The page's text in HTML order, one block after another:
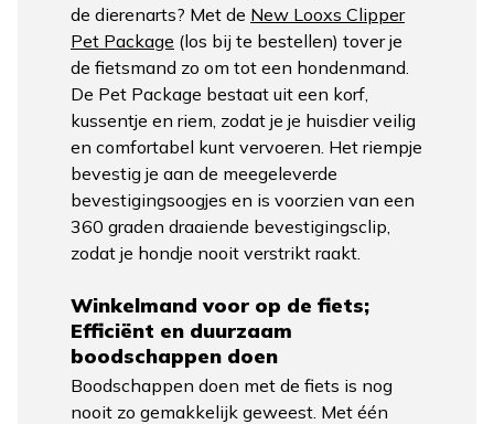
de dierenarts? Met de New Looxs Clipper
Pet Package (los bij te bestellen) tover je
de fietsmand zo om tot een hondenmand.
De Pet Package bestaat uit een korf,
kussentje en riem, zodat je je huisdier veilig
en comfortabel kunt vervoeren. Het riempje
bevestig je aan de meegeleverde
bevestigingsoogjes en is voorzien van een
360 graden draaiende bevestigingsclip,
zodat je hondje nooit verstrikt raakt.
Winkelmand voor op de fiets;
Efficiënt en duurzaam
boodschappen doen
Boodschappen doen met de fiets is nog
nooit zo gemakkelijk geweest. Met één